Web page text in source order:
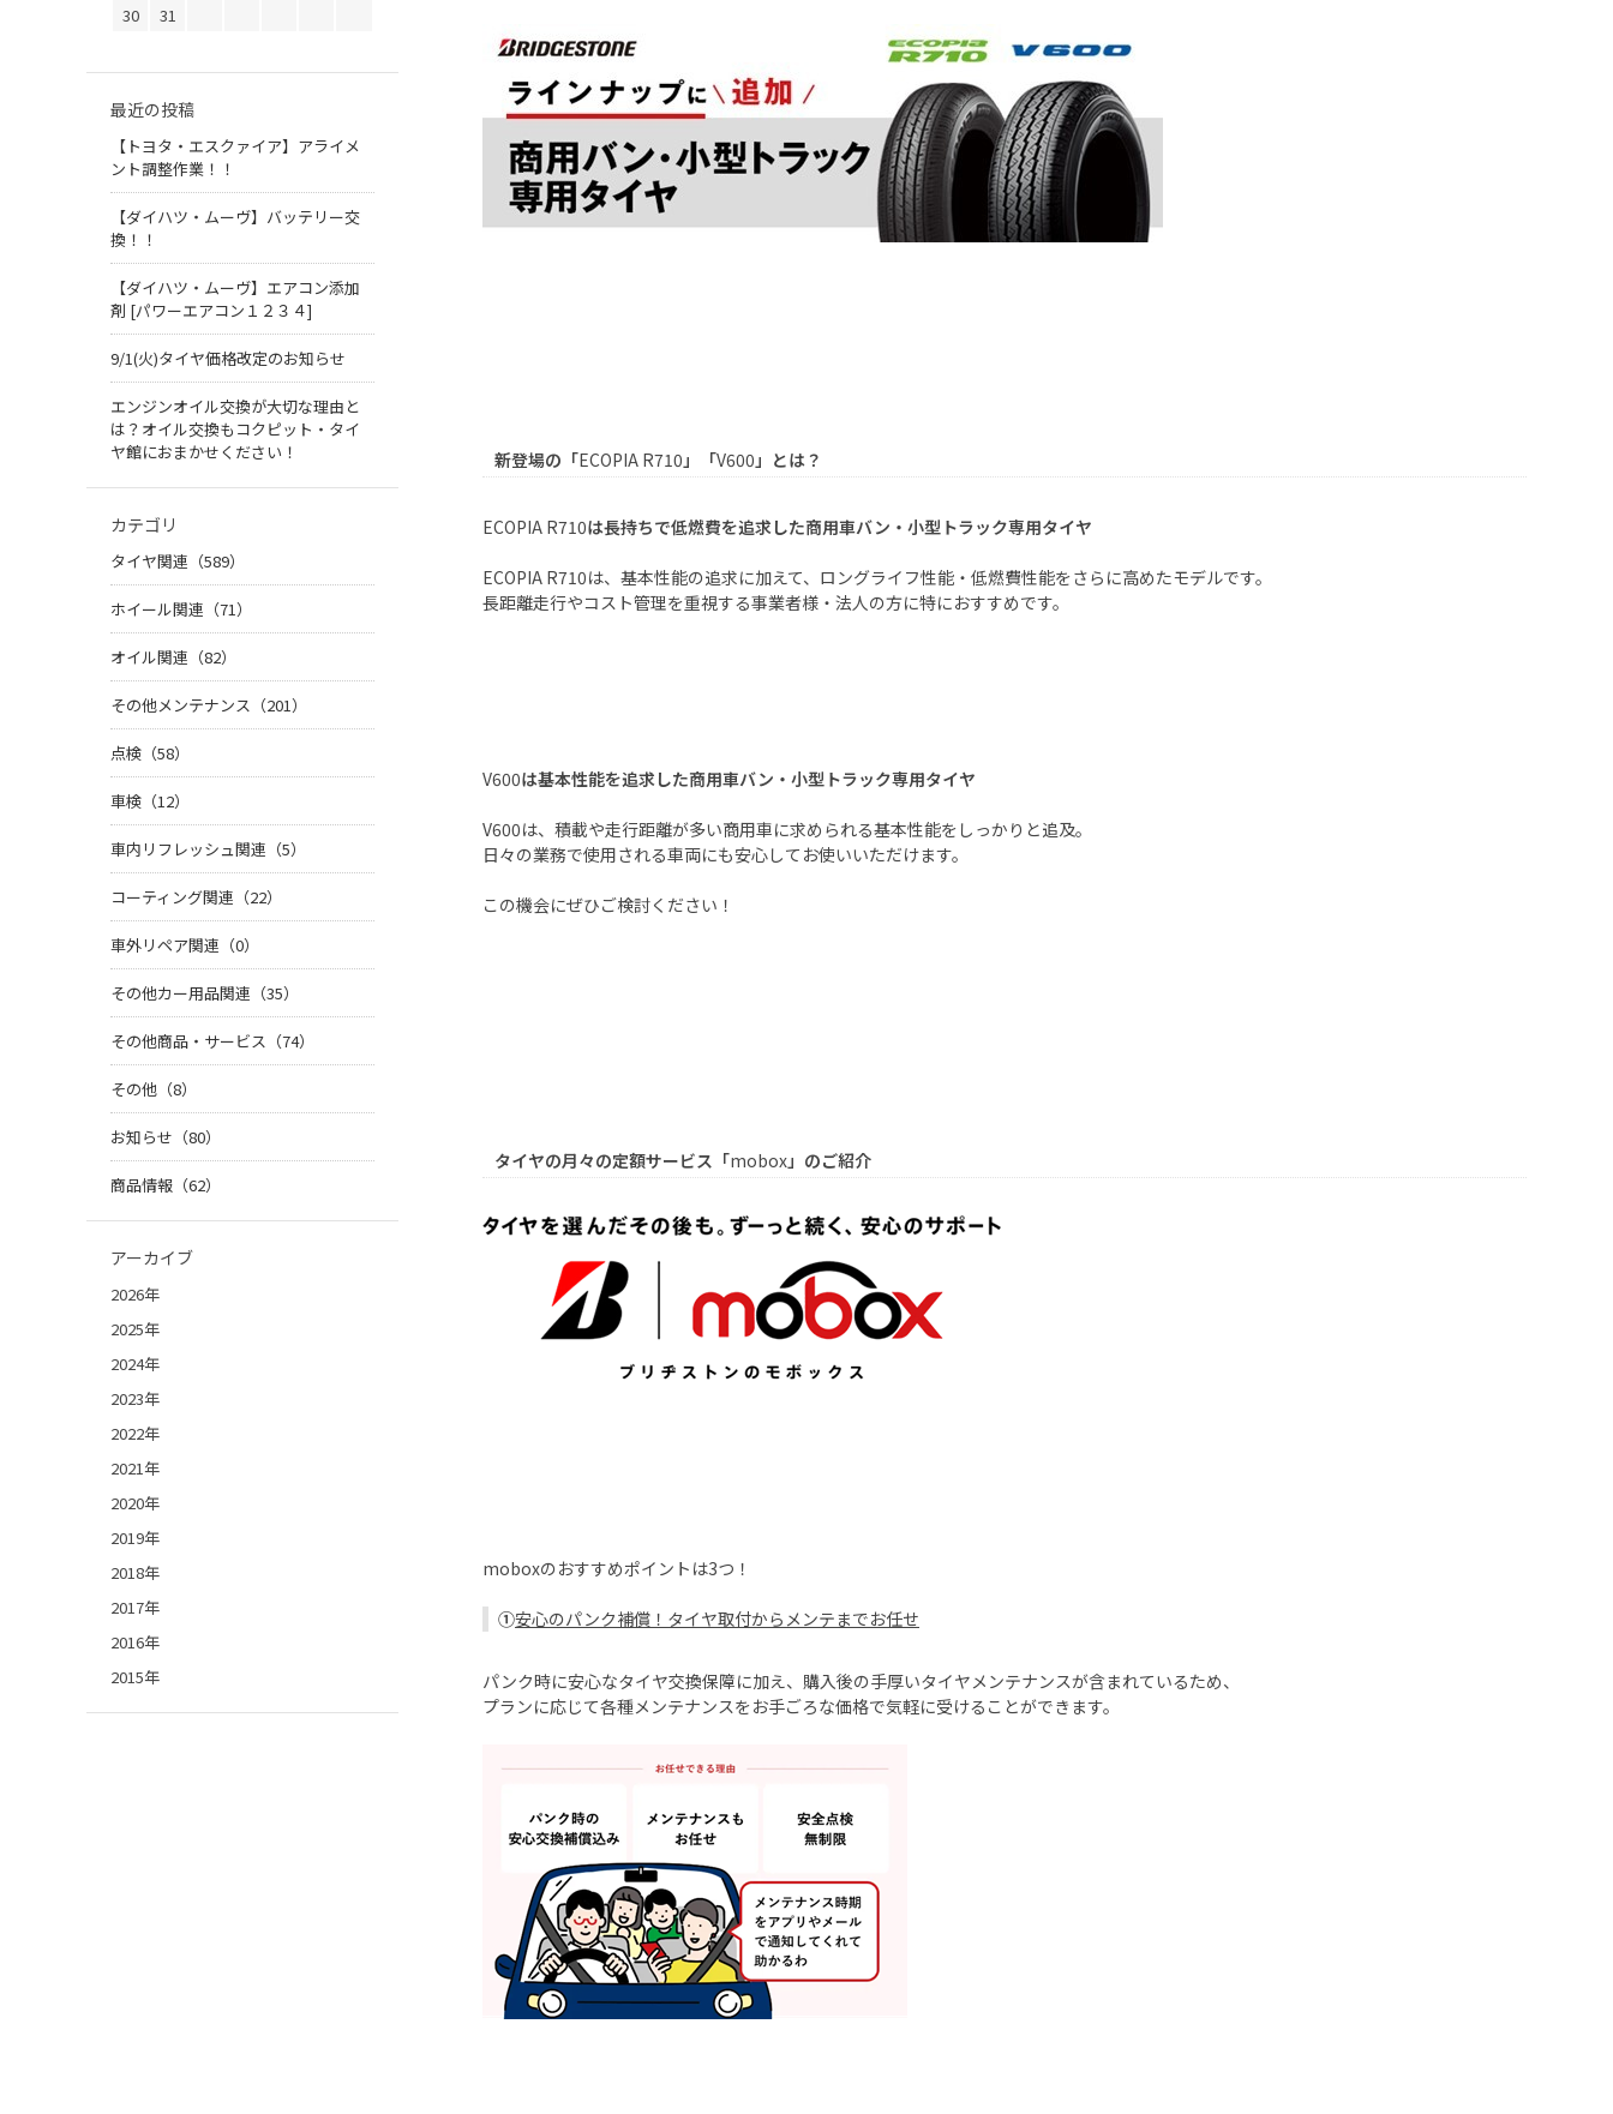
新登場の「ECOPIA R710」「V600」とは？
ECOPIA R710は長持ちで低燃費を追求した商用車バン・小型トラック専用タイヤ
ECOPIA R710は、基本性能の追求に加えて、ロングライフ性能・低燃費性能をさらに高めたモデルです。
長距離走行やコスト管理を重視する事業者様・法人の方に特におすすめです。
V600は基本性能を追求した商用車バン・小型トラック専用タイヤ
V600は、積載や走行距離が多い商用車に求められる基本性能をしっかりと追及。
日々の業務で使用される車両にも安心してお使いいただけます。
この機会にぜひご検討ください！
タイヤの月々の定額サービス「mobox」のご紹介
moboxのおすすめポイントは3つ！
①安心のパンク補償！タイヤ取付からメンテまでお任せ
パンク時に安心なタイヤ交換保障に加え、購入後の手厚いタイヤメンテナンスが含まれているため、
プランに応じて各種メンテナンスをお手ごろな価格で気軽に受けることができます。
30
31
最近の投稿
【トヨタ・エスクァイア】アライメ
ント調整作業！！
【ダイハツ・ムーヴ】バッテリー交
換！！
【ダイハツ・ムーヴ】エアコン添加
剤 [パワーエアコン１２３４]
9/1(火)タイヤ価格改定のお知らせ
エンジンオイル交換が大切な理由と
は？オイル交換もコクピット・タイ
ヤ館におまかせください！
カテゴリ
タイヤ関連（589）
ホイール関連（71）
オイル関連（82）
その他メンテナンス（201）
点検（58）
車検（12）
車内リフレッシュ関連（5）
コーティング関連（22）
車外リペア関連（0）
その他カー用品関連（35）
その他商品・サービス（74）
その他（8）
お知らせ（80）
商品情報（62）
アーカイブ
2026年
2025年
2024年
2023年
2022年
2021年
2020年
2019年
2018年
2017年
2016年
2015年